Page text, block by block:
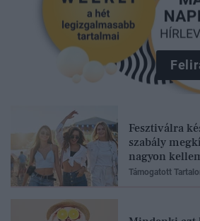
Fesztiválra
szabály
nagyon
Támogatott